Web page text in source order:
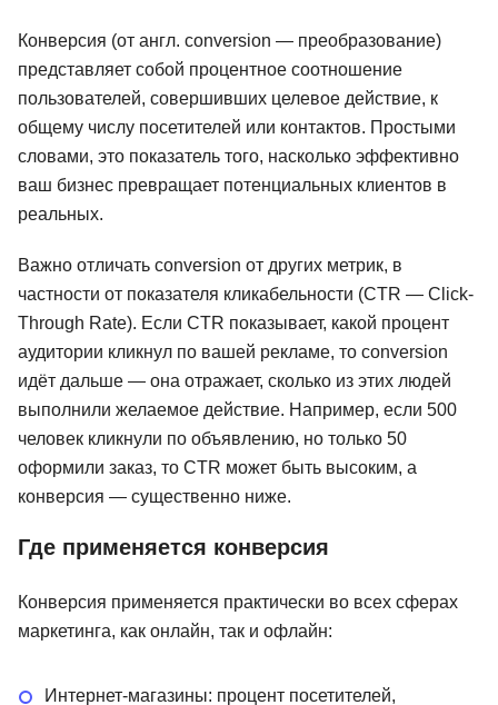
Конверсия (от англ. conversion — преобразование)
представляет собой процентное соотношение
пользователей, совершивших целевое действие, к
общему числу посетителей или контактов. Простыми
словами, это показатель того, насколько эффективно
ваш бизнес превращает потенциальных клиентов в
реальных.
Важно отличать conversion от других метрик, в
частности от показателя кликабельности (CTR — Click-
Through Rate). Если CTR показывает, какой процент
аудитории кликнул по вашей рекламе, то conversion
идёт дальше — она отражает, сколько из этих людей
выполнили желаемое действие. Например, если 500
человек кликнули по объявлению, но только 50
оформили заказ, то CTR может быть высоким, а
конверсия — существенно ниже.
Где применяется конверсия
Конверсия применяется практически во всех сферах
маркетинга, как онлайн, так и офлайн:
Интернет-магазины: процент посетителей,